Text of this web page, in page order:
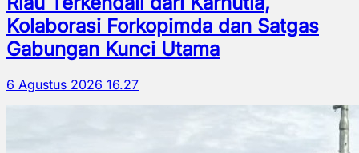
Kolaborasi Forkopimda dan Satgas
Gabungan Kunci Utama
6 Agustus 2026 16.27